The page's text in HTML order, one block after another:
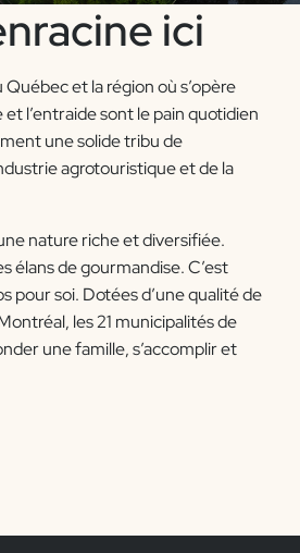
ici
et la région où s’opère
l’entraide sont le pain quotidien
une solide tribu de
agrotouristique et de la
nature riche et diversifiée.
élans de gourmandise. C’est
pour soi. Dotées d’une qualité de
les 21 municipalités de
une famille, s’accomplir et